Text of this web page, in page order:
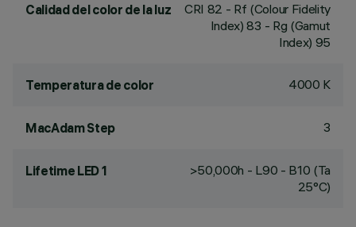
Calidad del color de la luz CRI 82 - Rf (Colour Fidelity
Index) 83 - Rg (Gamut
Index) 95
Temperatura de color 4000 K
MacAdam Step 3
Lifetime LED 1
>50,000h - L90 - B10 (Ta
25°C)